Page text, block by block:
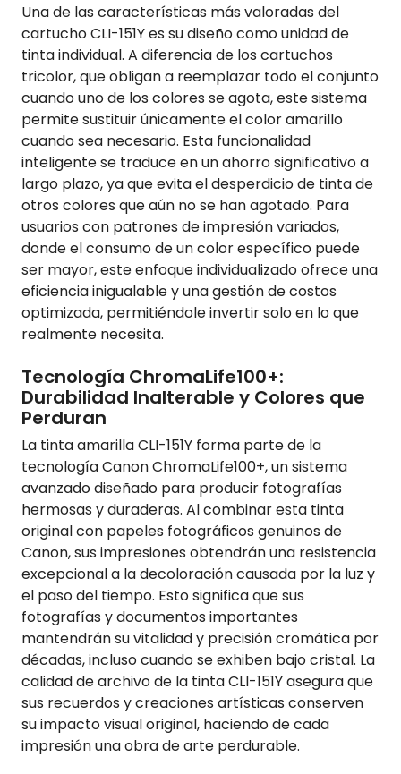
Una de las características más valoradas del
cartucho CLI-151Y es su diseño como unidad de
tinta individual. A diferencia de los cartuchos
tricolor, que obligan a reemplazar todo el conjunto
cuando uno de los colores se agota, este sistema
permite sustituir únicamente el color amarillo
cuando sea necesario. Esta funcionalidad
inteligente se traduce en un ahorro significativo a
largo plazo, ya que evita el desperdicio de tinta de
otros colores que aún no se han agotado. Para
usuarios con patrones de impresión variados,
donde el consumo de un color específico puede
ser mayor, este enfoque individualizado ofrece una
eficiencia inigualable y una gestión de costos
optimizada, permitiéndole invertir solo en lo que
realmente necesita.
Tecnología ChromaLife100+:
Durabilidad Inalterable y Colores que
Perduran
La tinta amarilla CLI-151Y forma parte de la
tecnología Canon ChromaLife100+, un sistema
avanzado diseñado para producir fotografías
hermosas y duraderas. Al combinar esta tinta
original con papeles fotográficos genuinos de
Canon, sus impresiones obtendrán una resistencia
excepcional a la decoloración causada por la luz y
el paso del tiempo. Esto significa que sus
fotografías y documentos importantes
mantendrán su vitalidad y precisión cromática por
décadas, incluso cuando se exhiben bajo cristal. La
calidad de archivo de la tinta CLI-151Y asegura que
sus recuerdos y creaciones artísticas conserven
su impacto visual original, haciendo de cada
impresión una obra de arte perdurable.